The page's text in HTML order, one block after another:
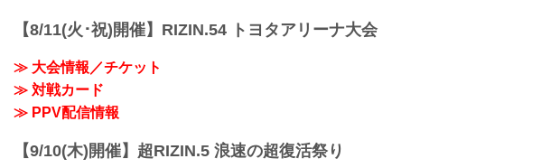
駿 はい。右のショートフックという感じですね。
ーー当てた瞬間は手応え...
【8/11(火･祝)開催】RIZIN.54 トヨタアリーナ大会
≫ 大会情報／チケット
≫ 対戦カード
≫ PPV配信情報
【9/10(木)開催】超RIZIN.5 浪速の超復活祭り